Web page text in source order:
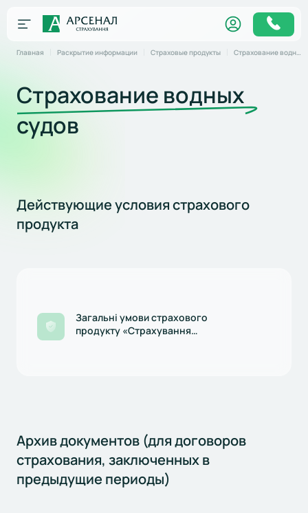
Главная Раскрытие информации Страховые продукты Страхование водных судов
Страхование водных
судов
Действующие условия страхового
продукта
Загальні умови страхового
продукту «Страхування
Архив документов (для договоров
страхования, заключенных в
предыдущие периоды)